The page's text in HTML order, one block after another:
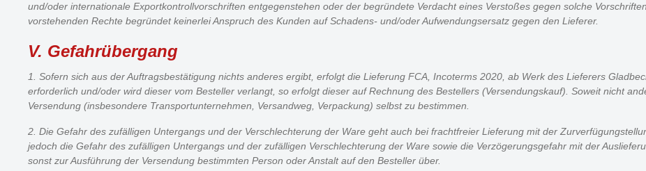
und/oder internationale Exportkontrollvorschriften entgegenstehen oder der begründete Verdacht eines Verstoßes gegen solche
vorstehenden Rechte begründet keinerlei Anspruch des Kunden auf Schadens- und/oder Aufwendungsersatz gegen den Lieferer.
V. Gefahrübergang
1. Sofern sich aus der Auftragsbestätigung nichts anderes ergibt, erfolgt die Lieferung FCA, Incoterms 2020, ab Werk des Lieferers
erforderlich und/oder wird dieser vom Besteller verlangt, so erfolgt dieser auf Rechnung des Bestellers (Versendungskauf). Soweit nicht
Versendung (insbesondere Transportunternehmen, Versandweg, Verpackung) selbst zu bestimmen.
2. Die Gefahr des zufälligen Untergangs und der Verschlechterung der Ware geht auch bei frachtfreier Lieferung mit der
jedoch die Gefahr des zufälligen Untergangs und der zufälligen Verschlechterung der Ware sowie die Verzögerungsgefahr mit der
sonst zur Ausführung der Versendung bestimmten Person oder Anstalt auf den Besteller über.